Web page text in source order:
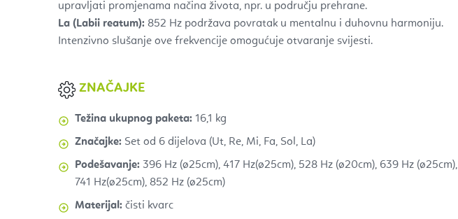
upravljati promjenama načina života, npr. u području prehrane.
La (Labii reatum): 852 Hz podržava povratak u mentalnu i duhovnu harmoniju.
Intenzivno slušanje ove frekvencije omogućuje otvaranje svijesti.
ZNAČAJKE
Težina ukupnog paketa: 16,1 kg
Značajke: Set od 6 dijelova (Ut, Re, Mi, Fa, Sol, La)
Podešavanje: 396 Hz (ø25cm), 417 Hz(ø25cm), 528 Hz (ø20cm), 639 Hz (ø25cm),
741 Hz(ø25cm), 852 Hz (ø25cm)
Materijal: čisti kvarc